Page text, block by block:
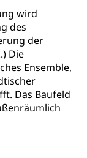
wird
des
der
Die
Ensemble,
Das Baufeld